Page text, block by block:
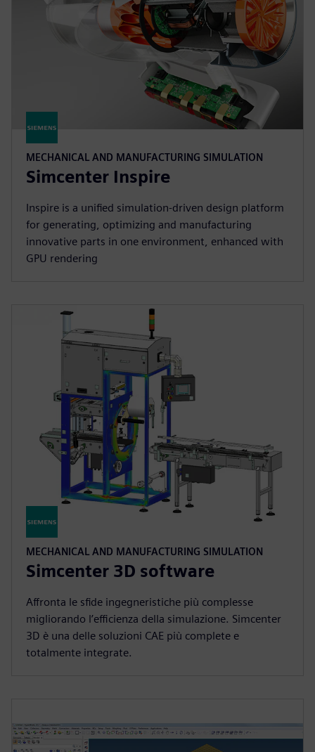
MECHANICAL AND MANUFACTURING SIMULATION
Simcenter Inspire
Inspire is a unified simulation-driven design platform
for generating, optimizing and manufacturing
innovative parts in one environment, enhanced with
GPU rendering
MECHANICAL AND MANUFACTURING SIMULATION
Simcenter 3D software
Affronta le sfide ingegneristiche più complesse
migliorando l’efficienza della simulazione. Simcenter
3D è una delle soluzioni CAE più complete e
totalmente integrate.